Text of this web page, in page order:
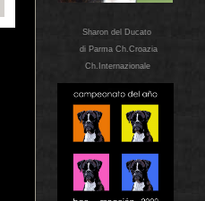
Sharon del Ducato
di Parma Ch.Croazia
Ch.Internazionale